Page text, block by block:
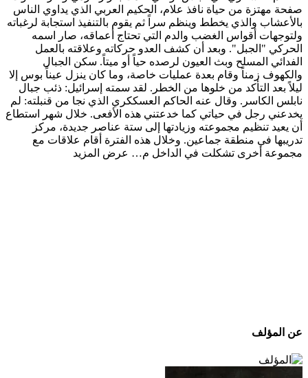
صفحة مهتزة من حياة نافذ علام، الحكيم العربي الذي يداوي الناس
بالأعشاب والذي يخطط وينظم سراً ثم يقوم بالتنفيذ استجابة لرغباته
ولتوجهات أقواس الغضب والدم التي تحتاج أعماقه، صار اسمه
الحركي "الجبل". وبعد أن كشف العدو حركاته وعلاقته بالعمل
الفدائي المسلح وبث العيون لرصده حياً أو ميتاً. سكن الجبال
والكهوف زمناً وقام بعدة عمليات خاصة، وما كان ينزل عيناً بوس إلا
ليلاً بعد التأكد من خلوها من الخطر. لقد سمته إسرائيل: ذئب جبال
نابلس الكاسر. وقال عنه الحاكم العسككري الذي نجا من قنبلته: لم
يخدعني رجل في حياتي كما خدعتني هذه الأفعى. خلال شهر استطاع
أن يعيد تنظيم مجموعته وزيادتها إلى ستة عناصر جديدة، مركز
تدريبها في منطقة جماعين. وخلال هذه الفترة أقام علاقات مع
مجموعة أخرى تشكلت في الداخل م… عرض المزيد
عن المؤلف